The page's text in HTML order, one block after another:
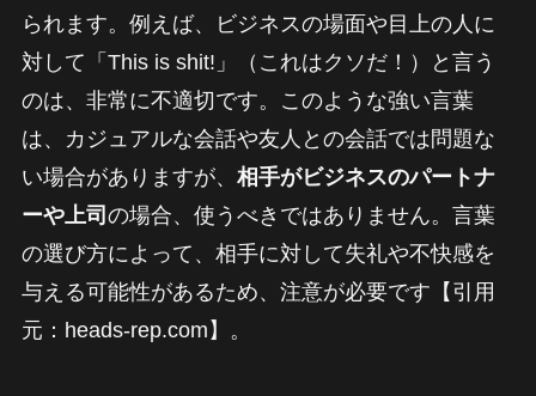
られます。例えば、ビジネスの場面や目上の人に
対して「This is shit!」（これはクソだ！）と言う
のは、非常に不適切です。このような強い言葉
は、カジュアルな会話や友人との会話では問題な
い場合がありますが、 相手がビジネスのパートナ
ーや上司 の場合、使うべきではありません。言葉
の選び方によって、相手に対して失礼や不快感を
与える可能性があるため、注意が必要です【引用
元：heads-rep.com】。